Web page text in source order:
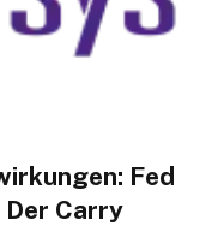
Fed
Der Carry